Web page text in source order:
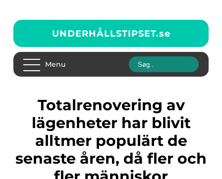
UNDERHÅLLSTIPSET.se
Menu
Totalrenovering av
lägenheter har blivit
alltmer populärt de
senaste åren, då fler och